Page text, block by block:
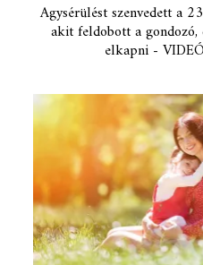
Agysérülést szenvedett a
akit feldobott a
elkapni -